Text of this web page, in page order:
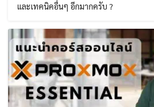
และเทคนิคอื่นๆ อีกมากครับ ?